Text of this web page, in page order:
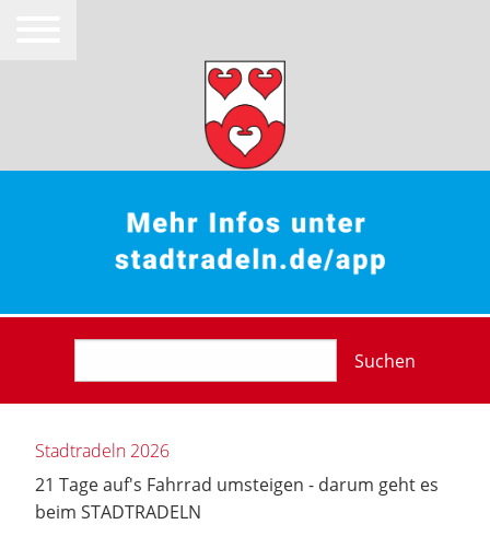
Suchen
Stadtradeln 2026
21 Tage auf's Fahrrad umsteigen - darum geht es
beim STADTRADELN